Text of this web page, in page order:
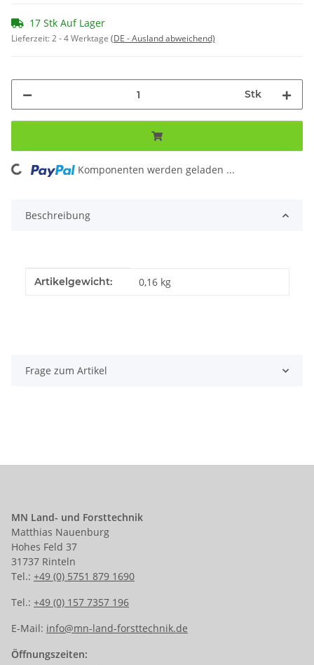
17 Stk Auf Lager
Lieferzeit:2 - 4 Werktage (DE - Ausland abweichend)
Stk
Loading... Komponenten werden geladen ...
Beschreibung
Produkteigenschaft
Wert
Artikelgewicht: 0,16 kg
Frage zum Artikel
MN Land- und Forsttechnik
Matthias Nauenburg
Hohes Feld 37
31737 Rinteln
Tel.: +49 (0) 5751 879 1690
Tel.: +49 (0) 157 7357 196
E-Mail: info@mn-land-forsttechnik.de
Öffnungszeiten: